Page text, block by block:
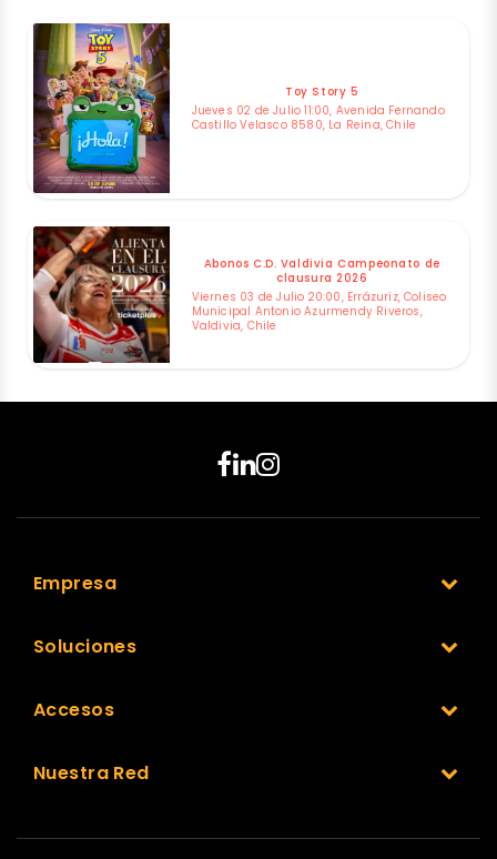
Toy Story 5
Jueves 02 de Julio 11:00, Avenida Fernando
Castillo Velasco 8580, La Reina, Chile
Abonos C.D. Valdivia Campeonato de
clausura 2026
Viernes 03 de Julio 20:00, Errázuriz, Coliseo
Municipal Antonio Azurmendy Riveros,
Valdivia, Chile
Empresa
Soluciones
Accesos
Nuestra Red